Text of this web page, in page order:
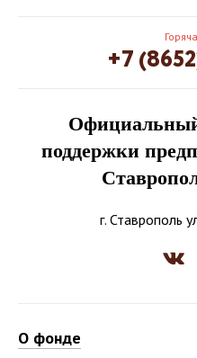
+7
поддержки
г. Ставрополь
О фонде